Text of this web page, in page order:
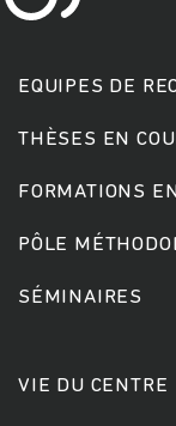
EQUIPES DE
THÈSES EN
FORMATIONS
PÔLE
SÉMINAIRES
VIE DU CENTRE